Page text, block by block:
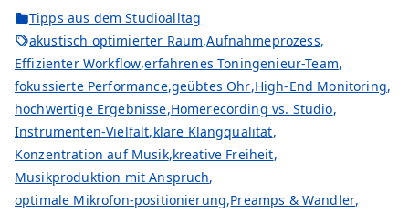
Tipps aus dem Studioalltag
akustisch optimierter Raum,Aufnahmeprozess,
Effizienter Workflow,erfahrenes Toningenieur-Team,
fokussierte Performance,geübtes Ohr,High-End Monitoring,
hochwertige Ergebnisse,Homerecording vs. Studio,
Instrumenten-Vielfalt,klare Klangqualität,
Konzentration auf Musik,kreative Freiheit,
Musikproduktion mit Anspruch,
optimale Mikrofon-positionierung,Preamps & Wandler,